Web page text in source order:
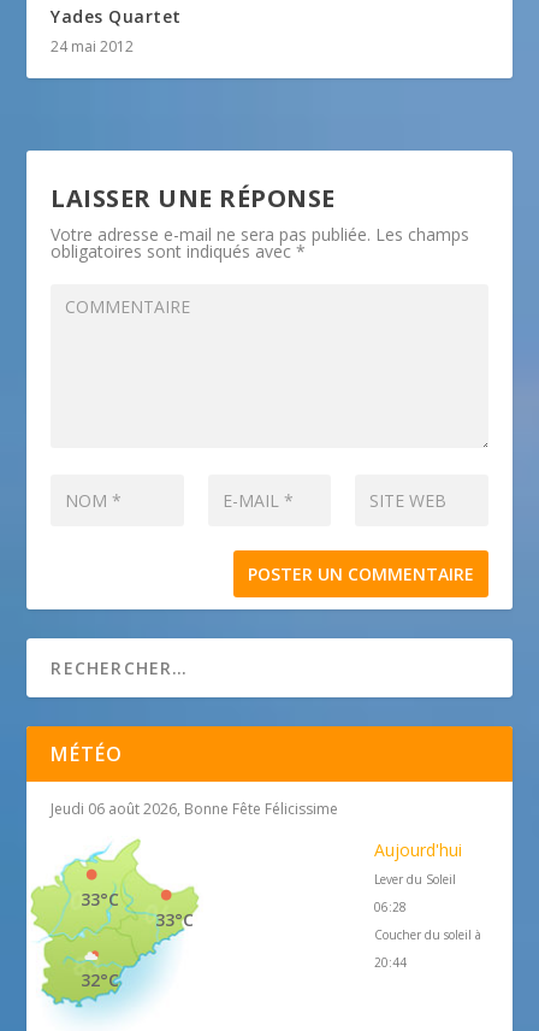
Yades Quartet
24 mai 2012
LAISSER UNE RÉPONSE
Votre adresse e-mail ne sera pas publiée. Les champs
obligatoires sont indiqués avec*
MÉTÉO
Jeudi 06 août 2026, Bonne Fête Félicissime
33°C
33°C
32°C
Aujourd'hui
Lever du Soleil
06:28
Coucher du soleil à
20:44